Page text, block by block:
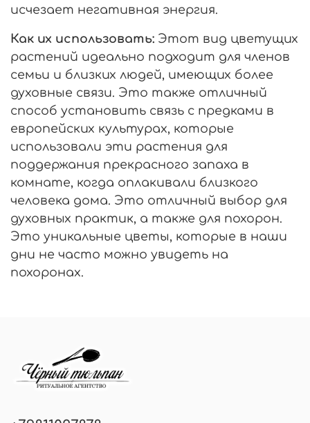
исчезает негативная энергия.
Как их использовать: Этот вид цветущих
растений идеально подходит для членов
семьи и близких людей, имеющих более
духовные связи. Это также отличный
способ установить связь с предками в
европейских культурах, которые
использовали эти растения для
поддержания прекрасного запаха в
комнате, когда оплакивали близкого
человека дома. Это отличный выбор для
духовных практик, а также для похорон.
Это уникальные цветы, которые в наши
дни не часто можно увидеть на
похоронах.